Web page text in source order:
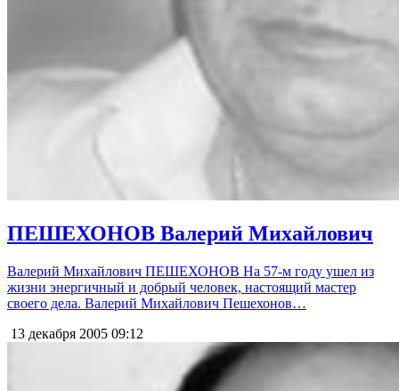
ПЕШЕХОНОВ Валерий Михайлович
Валерий Михайлович ПЕШЕХОНОВ На 57-м году ушел из
жизни энергичный и добрый человек, настоящий мастер
своего дела. Валерий Михайлович Пешехонов…
13 декабря 2005 09:12